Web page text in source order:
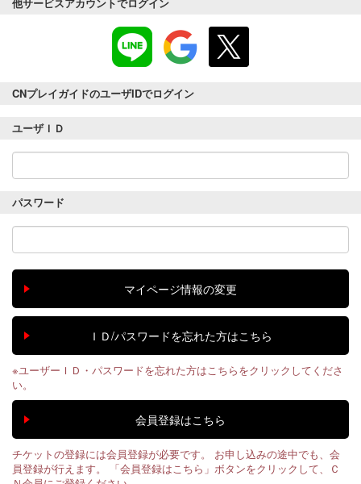
CNプレイガイドのユーザIDでログイン
ユーザＩＤ
パスワード
※ユーザーＩＤ・パスワードを忘れた方はこちらをクリックしてくださ
い。
チケットの登録には会員登録が必要です。 お申し込みの途中でも、会
員登録が行えます。 「会員登録はこちら」ボタンをクリックして、Ｃ